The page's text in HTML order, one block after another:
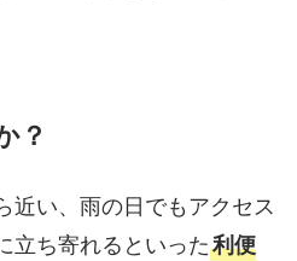
？
近い、雨の日でもアクセス
立ち寄れるといった利便